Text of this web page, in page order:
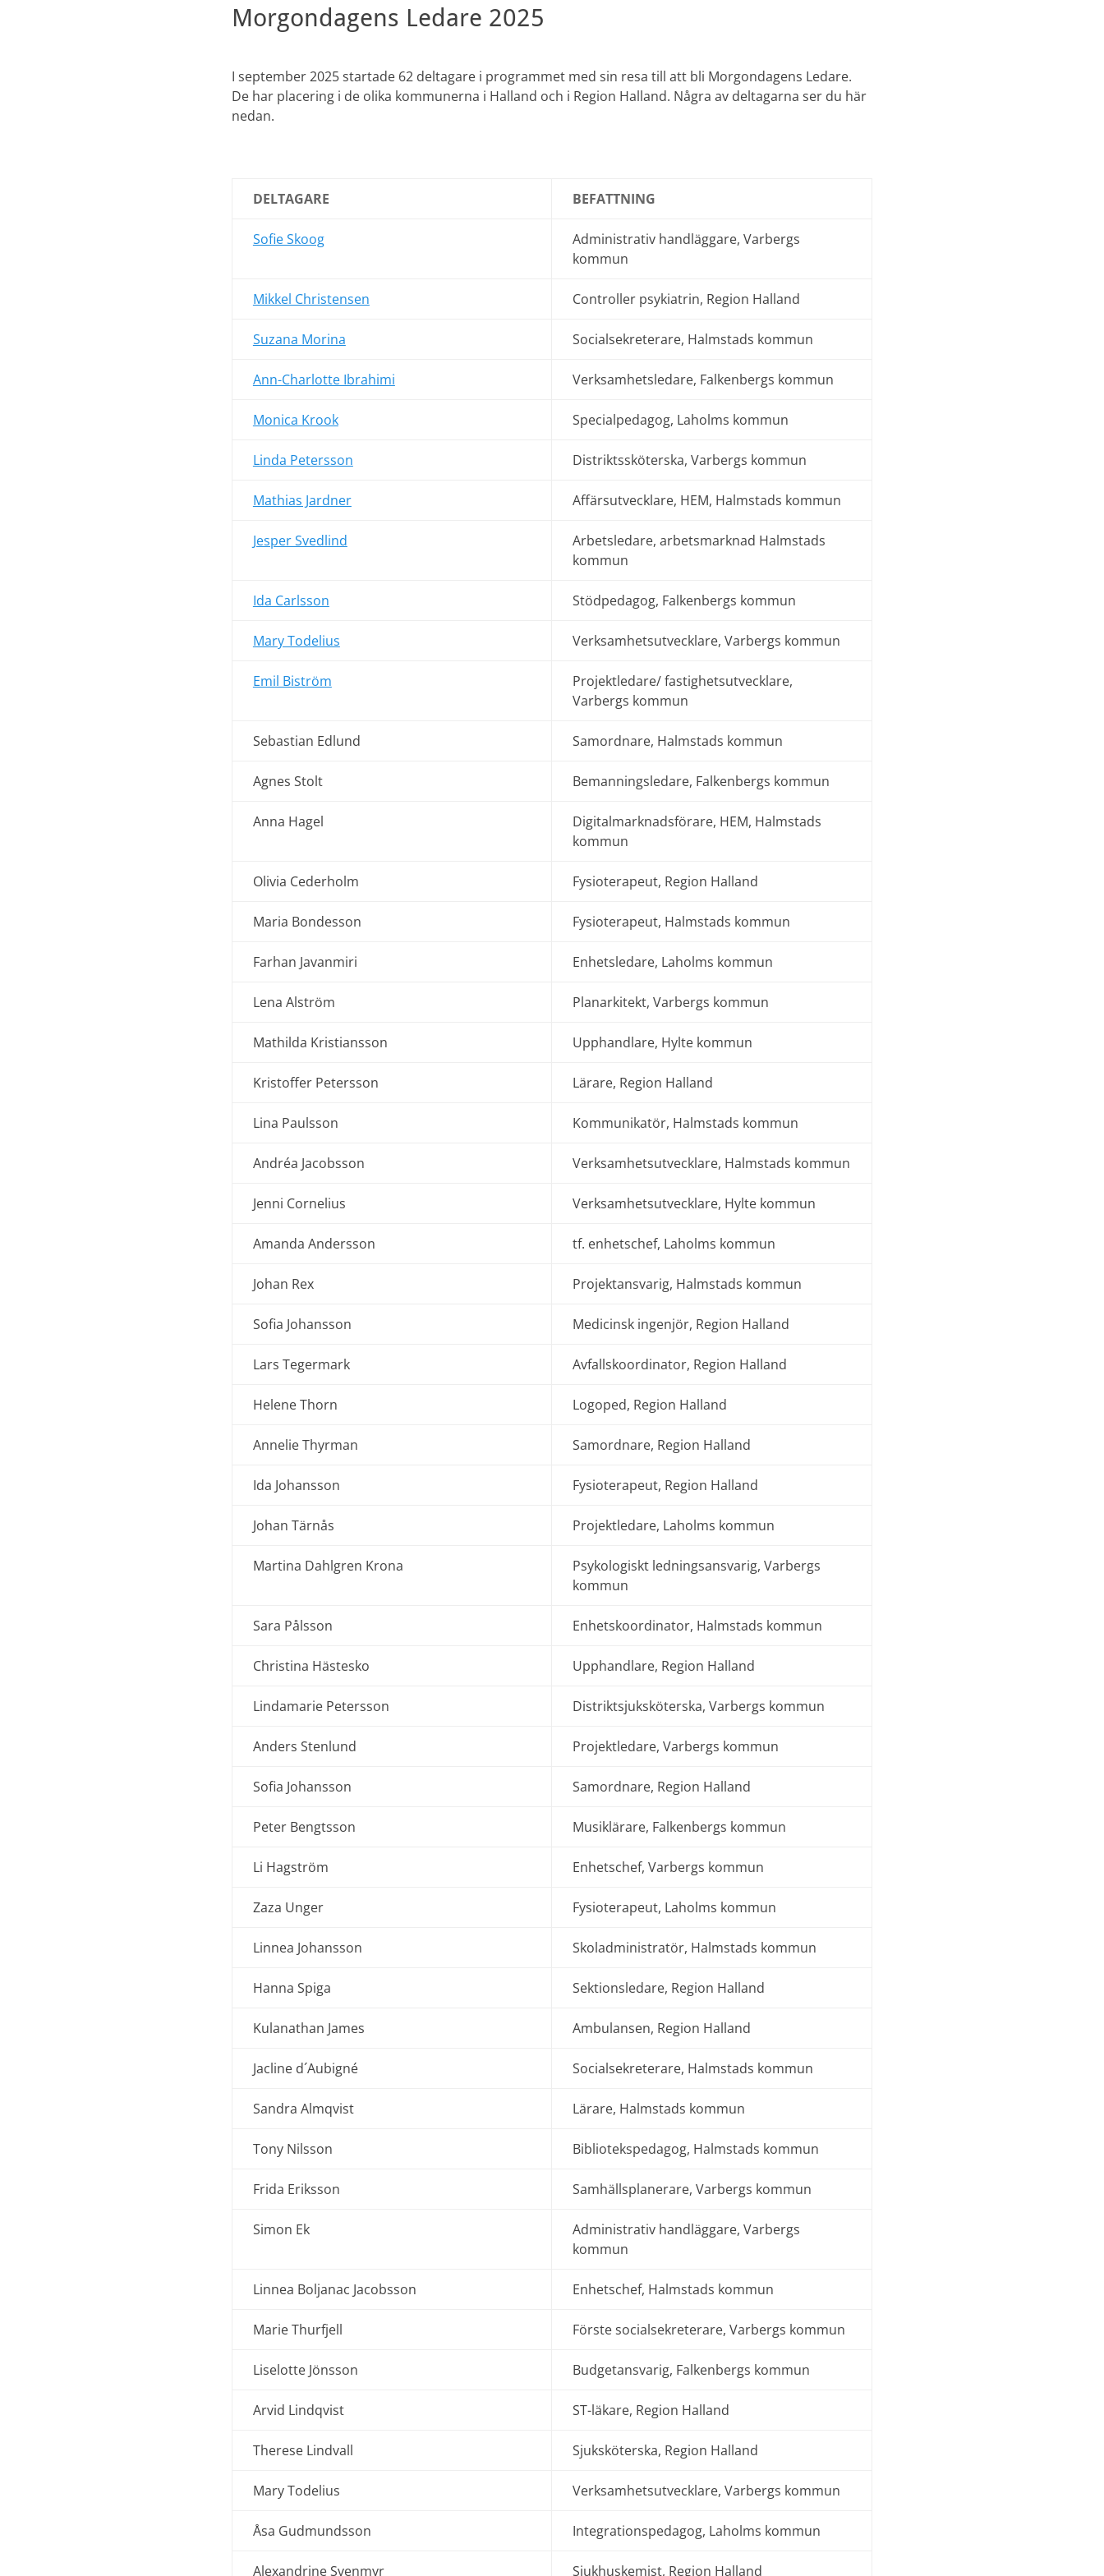
Morgondagens Ledare 2025
I september 2025 startade 62 deltagare i programmet med sin resa till att bli Morgondagens Ledare.
De har placering i de olika kommunerna i Halland och i Region Halland. Några av deltagarna ser du här
nedan.
DELTAGARE BEFATTNING
Sofie Skoog
Administrativ handläggare, Varbergs
kommun
Mikkel Christensen Controller psykiatrin, Region Halland
Suzana Morina Socialsekreterare, Halmstads kommun
Ann-Charlotte Ibrahimi Verksamhetsledare, Falkenbergs kommun
Monica Krook Specialpedagog, Laholms kommun
Linda Petersson Distriktssköterska, Varbergs kommun
Mathias Jardner Affärsutvecklare, HEM, Halmstads kommun
Jesper Svedlind
Arbetsledare, arbetsmarknad Halmstads
kommun
Ida Carlsson Stödpedagog, Falkenbergs kommun
Mary Todelius Verksamhetsutvecklare, Varbergs kommun
Emil Biström
Projektledare/ fastighetsutvecklare,
Varbergs kommun
Sebastian Edlund Samordnare, Halmstads kommun
Agnes Stolt Bemanningsledare, Falkenbergs kommun
Anna Hagel
Digitalmarknadsförare, HEM, Halmstads
kommun
Olivia Cederholm Fysioterapeut, Region Halland
Maria Bondesson Fysioterapeut, Halmstads kommun
Farhan Javanmiri Enhetsledare, Laholms kommun
Lena Alström Planarkitekt, Varbergs kommun
Mathilda Kristiansson Upphandlare, Hylte kommun
Kristoffer Petersson Lärare, Region Halland
Lina Paulsson Kommunikatör, Halmstads kommun
Andréa Jacobsson Verksamhetsutvecklare, Halmstads kommun
Jenni Cornelius Verksamhetsutvecklare, Hylte kommun
Amanda Andersson tf. enhetschef, Laholms kommun
Johan Rex Projektansvarig, Halmstads kommun
Sofia Johansson Medicinsk ingenjör, Region Halland
Lars Tegermark Avfallskoordinator, Region Halland
Helene Thorn Logoped, Region Halland
Annelie Thyrman Samordnare, Region Halland
Ida Johansson Fysioterapeut, Region Halland
Johan Tärnås Projektledare, Laholms kommun
Martina Dahlgren Krona
Psykologiskt ledningsansvarig, Varbergs
kommun
Sara Pålsson Enhetskoordinator, Halmstads kommun
Christina Hästesko Upphandlare, Region Halland
Lindamarie Petersson Distriktsjuksköterska, Varbergs kommun
Anders Stenlund Projektledare, Varbergs kommun
Sofia Johansson Samordnare, Region Halland
Peter Bengtsson Musiklärare, Falkenbergs kommun
Li Hagström Enhetschef, Varbergs kommun
Zaza Unger Fysioterapeut, Laholms kommun
Linnea Johansson Skoladministratör, Halmstads kommun
Hanna Spiga Sektionsledare, Region Halland
Kulanathan James Ambulansen, Region Halland
Jacline d´Aubigné Socialsekreterare, Halmstads kommun
Sandra Almqvist Lärare, Halmstads kommun
Tony Nilsson Bibliotekspedagog, Halmstads kommun
Frida Eriksson Samhällsplanerare, Varbergs kommun
Simon Ek
Administrativ handläggare, Varbergs
kommun
Linnea Boljanac Jacobsson Enhetschef, Halmstads kommun
Marie Thurfjell Förste socialsekreterare, Varbergs kommun
Liselotte Jönsson Budgetansvarig, Falkenbergs kommun
Arvid Lindqvist ST-läkare, Region Halland
Therese Lindvall Sjuksköterska, Region Halland
Mary Todelius Verksamhetsutvecklare, Varbergs kommun
Åsa Gudmundsson Integrationspedagog, Laholms kommun
Alexandrine Svenmyr Sjukhuskemist, Region Halland